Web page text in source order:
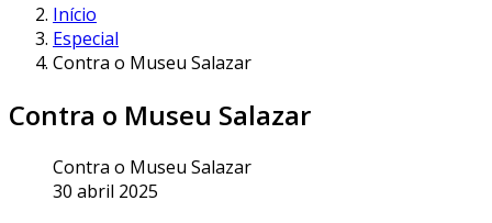
Início
Especial
Contra o Museu Salazar
Contra o Museu Salazar
Contra o Museu Salazar
30 abril 2025